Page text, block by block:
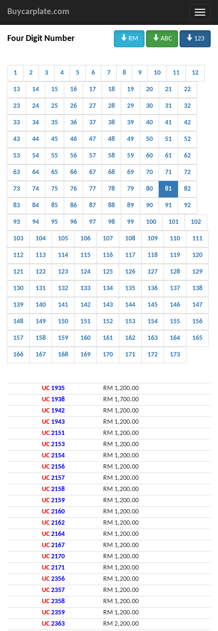
Buycarplate.com
Four Digit Number  RM  ABC  123
1 2 3 4 5 6 7 8 9 10 11 12
13 14 15 16 17 18 19 20 21 22
23 24 25 26 27 28 29 30 31 32
33 34 35 36 37 38 39 40 41 42
43 44 45 46 47 48 49 50 51 52
53 54 55 56 57 58 59 60 61 62
63 64 65 66 67 68 69 70 71 72
73 74 75 76 77 78 79 80 81 82
83 84 85 86 87 88 89 90 91 92
93 94 95 96 97 98 99 100 101 102
103 104 105 106 107 108 109 110 111
112 113 114 115 116 117 118 119 120
121 122 123 124 125 126 127 128 129
130 131 132 133 134 135 136 137 138
139 140 141 142 143 144 145 146 147
148 149 150 151 152 153 154 155 156
157 158 159 160 161 162 163 164 165
166 167 168 169 170 171 172 173
UC 1935
RM 1,200.00
UC 1938
RM 1,700.00
UC 1942
RM 1,200.00
UC 1943
RM 1,200.00
UC 2151
RM 1,200.00
UC 2153
RM 1,200.00
UC 2154
RM 1,200.00
UC 2156
RM 1,200.00
UC 2157
RM 1,200.00
UC 2158
RM 1,200.00
UC 2159
RM 1,200.00
UC 2160
RM 1,200.00
UC 2162
RM 1,200.00
UC 2164
RM 1,200.00
UC 2167
RM 1,200.00
UC 2170
RM 1,200.00
UC 2171
RM 1,200.00
UC 2356
RM 1,200.00
UC 2357
RM 1,200.00
UC 2358
RM 1,200.00
UC 2359
RM 1,200.00
UC 2363
RM 2,200.00